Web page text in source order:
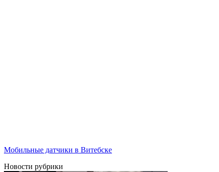
Мобильные датчики в Витебске
Новости рубрики